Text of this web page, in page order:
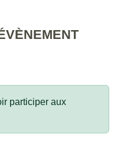
participer aux